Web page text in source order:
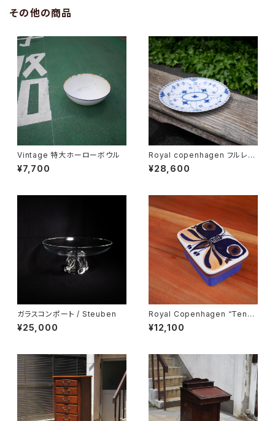
その他の商品
Vintage 特大ホーローボウル
¥7,700
Royal copenhagen フルレー
ス オーバルディッシュ
¥28,600
ガラスコンポート / Steuben
¥25,000
Royal Copenhagen “Tener
a” Butter Case
¥12,100